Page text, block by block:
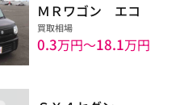
ＭＲワゴン エコ
買取相場
0.3万円〜18.1万円